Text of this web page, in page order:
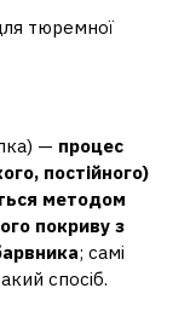
тюремної
— процес
постійного)
методом
покриву з
; самі
спосіб.